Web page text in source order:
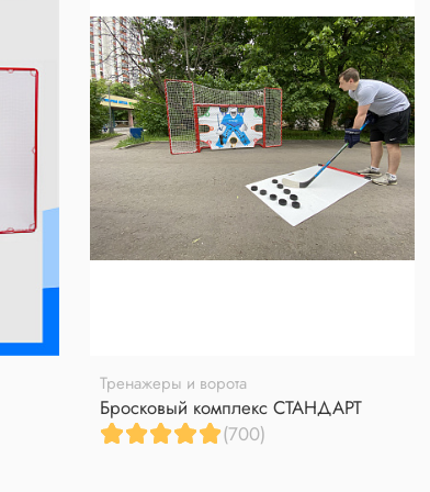
Тренажеры и ворота
Бросковый комплекс СТАНДАРТ
(700)